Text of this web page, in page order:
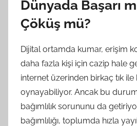
Dünyada Başarı
Çöküş mü?
Dijital ortamda kumar, erişim
daha fazla kişi için cazip hale
internet üzerinden birkaç tık
oynayabiliyor. Ancak bu
bağımlılık sorununu da
bağımlılığı, toplumda hızla